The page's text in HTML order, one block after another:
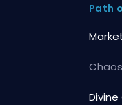
Path
Divine